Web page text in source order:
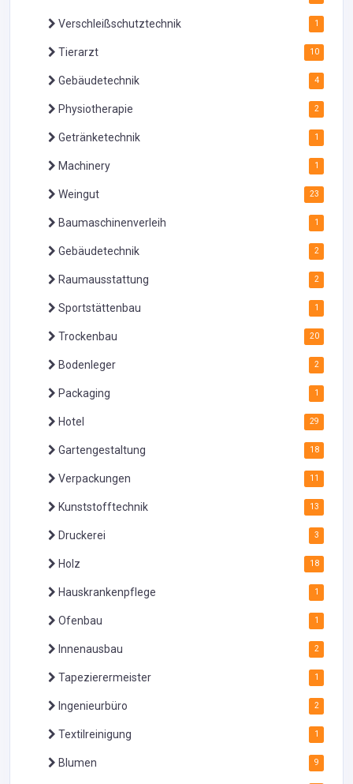
Verschleißschutztechnik 1
Tierarzt 10
Gebäudetechnik 4
Physiotherapie 2
Getränketechnik 1
Machinery 1
Weingut 23
Baumaschinenverleih 1
Gebäudetechnik 2
Raumausstattung 2
Sportstättenbau 1
Trockenbau 20
Bodenleger 2
Packaging 1
Hotel 29
Gartengestaltung 18
Verpackungen 11
Kunststofftechnik 13
Druckerei 3
Holz 18
Hauskrankenpflege 1
Ofenbau 1
Innenausbau 2
Tapezierermeister 1
Ingenieurbüro 2
Textilreinigung 1
Blumen 9